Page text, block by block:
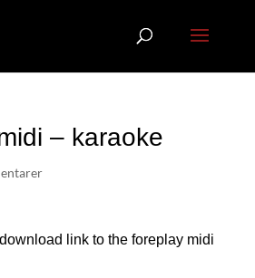
– karaoke
link to the foreplay midi